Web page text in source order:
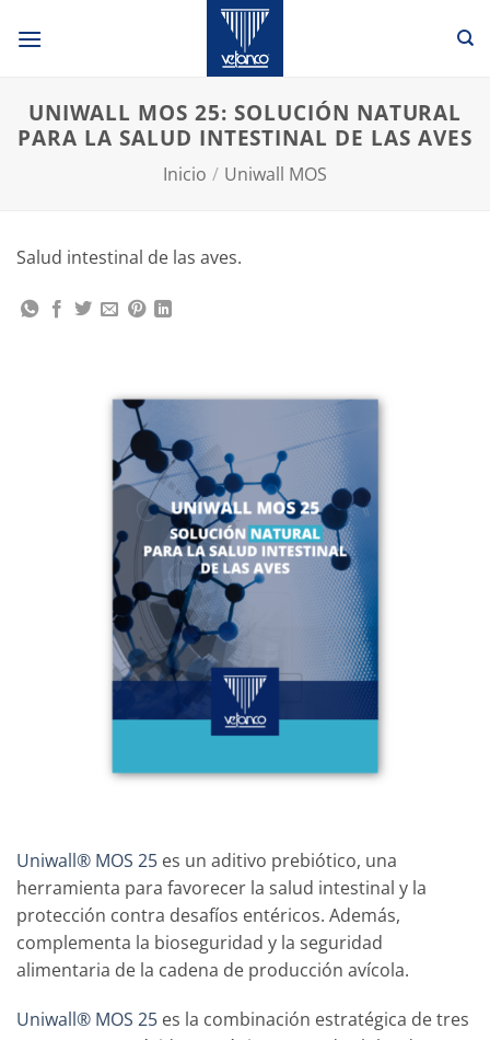
UNIWALL MOS 25: SOLUCIÓN NATURAL
PARA LA SALUD INTESTINAL DE LAS AVES
Inicio / Uniwall MOS
Salud intestinal de las aves.
Uniwall® MOS 25 es un aditivo prebiótico, una
herramienta para favorecer la salud intestinal y la
protección contra desafíos entéricos. Además,
complementa la bioseguridad y la seguridad
alimentaria de la cadena de producción avícola.
Uniwall® MOS 25 es la combinación estratégica de tres